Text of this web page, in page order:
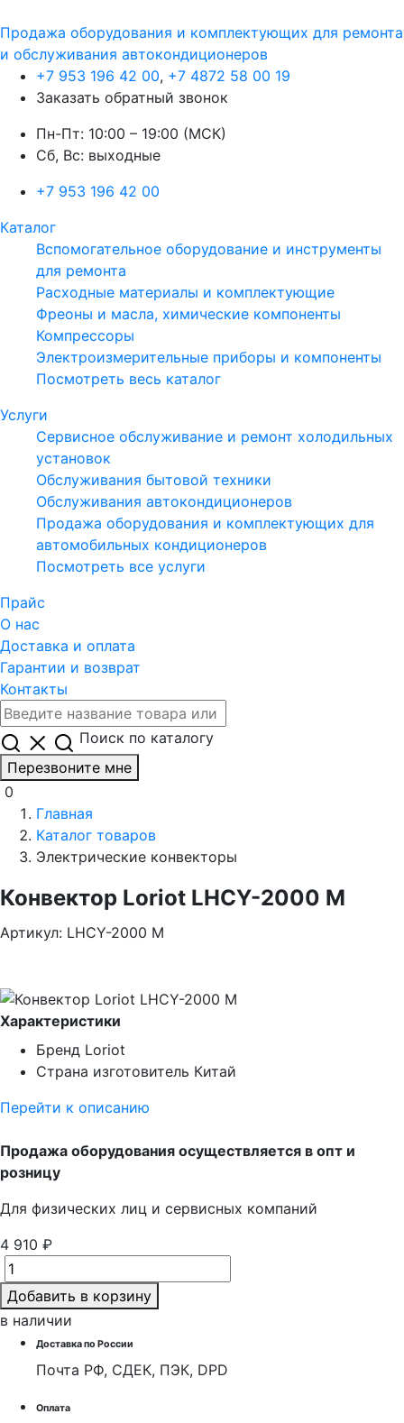
Продажа оборудования и комплектующих для ремонта
и обслуживания автокондиционеров
+7 953 196 42 00, +7 4872 58 00 19
Заказать обратный звонок
Пн-Пт: 10:00 – 19:00 (МСК)
Сб, Вс: выходные
+7 953 196 42 00
Каталог
Вспомогательное оборудование и инструменты
для ремонта
Расходные материалы и комплектующие
Фреоны и масла, химические компоненты
Компрессоры
Электроизмерительные приборы и компоненты
Посмотреть весь каталог
Услуги
Сервисное обслуживание и ремонт холодильных
установок
Обслуживания бытовой техники
Обслуживания автокондиционеров
Продажа оборудования и комплектующих для
автомобильных кондиционеров
Посмотреть все услуги
Прайс
О нас
Доставка и оплата
Гарантии и возврат
Контакты
Поиск по каталогу
Перезвоните мне
0
Главная
Каталог товаров
Электрические конвекторы
Конвектор Loriot LHCY-2000 M
Артикул: LHCY-2000 M
Характеристики
Бренд Loriot
Страна изготовитель Китай
Перейти к описанию
Продажа оборудования осуществляется в опт и
розницу
Для физических лиц и cервисных компаний
4 910 ₽
Добавить в корзину
в наличии
Доставка по России
Почта РФ, СДЕК, ПЭК, DPD
Оплата